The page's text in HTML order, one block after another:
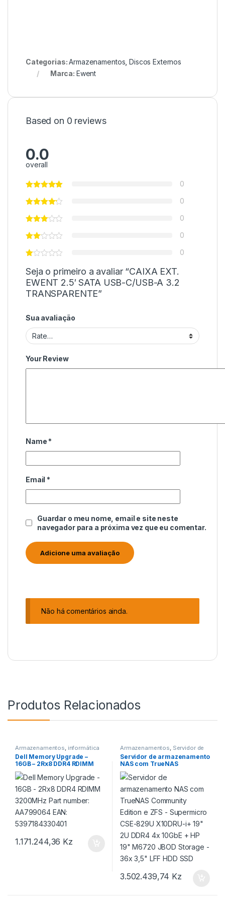
Categorias:Armazenamentos ,Discos Externos
Marca: Ewent
Based on 0 reviews
0.0
overall
0
0
0
0
0
Seja o primeiro a avaliar “CAIXA EXT.
EWENT 2.5′ SATA USB-C/USB-A 3.2
TRANSPARENTE”
Sua avaliação
Your Review
Name *
Email *
Guardar o meu nome, email e site neste
navegador para a próxima vez que eu comentar.
Não há comentários ainda.
Produtos Relacionados
Armazenamentos informática
Dell Memory Upgrade –
16GB – 2Rx8 DDR4 RDIMM
3200MHz Part number:
AA799064 EAN:
5397184330401
1.171.244,36 Kz
Armazenamentos Servidor de
armazenamento NAS
Servidor de armazenamento
NAS com TrueNAS
Community Edition e ZFS –
Supermicro CSE-829U
X10DRU-i+ 19″ 2U DDR4 4x
10GbE + HP 19″ M6720 JBOD
Storage – 36x 3,5″ LFF HDD
3.502.439,74 Kz